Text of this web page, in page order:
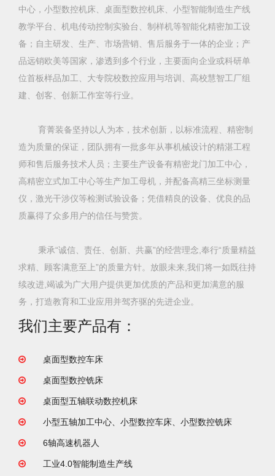
中心，小型数控机床、桌面型数控机床、小型智能制造生产线
教学平台、机电传动控制实验台、制样机等智能化精密加工设
备；自主研发、生产、市场营销、售后服务于一体的企业；产
品远销欧美等国家，渗透到多个行业，主要面向企业或科研单
位首板样品加工、大专院校数控应用与培训、高校慧智工厂组
建、创客、创新工作室等行业。
育菁装备坚持以人为本，技术创新，以标准流程、精密制
造为质量的保证，团队拥有一批多年从事机械设计的精湛工程
师和售后服务技术人员；主要生产设备有精密龙门加工中心，
高精密立式加工中心等生产加工母机，并配备高精三坐标测量
仪，激光干涉仪等检测试验设备；凭借精良的设备、优良的品
质赢得了众多用户的信任与赞赏。
秉承“诚信、责任、创新、共赢”的经营理念,奉行“质量精益
求精、顾客满意至上”的质量方针。放眼未来,我们将一如既往持
续改进,竭诚为广大用户提供更加优质的产品和更加满意的服
务，打造教育和工业应用并驾齐驱的先进企业。
我们主要产品有：
桌面型数控车床
桌面型数控铣床
桌面型五轴联动数控机床
小型五轴加工中心、小型数控车床、小型数控铣床
6轴高速机器人
工业4.0智能制造生产线